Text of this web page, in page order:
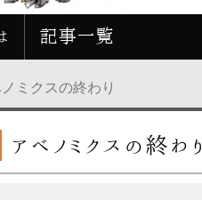
記事一覧
ミクスの終わり
アベノミクスの終わり